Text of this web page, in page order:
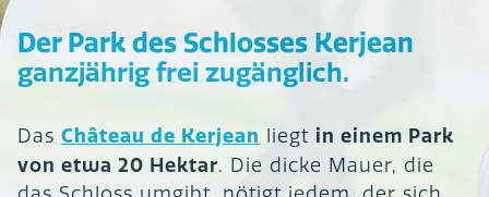
Der Park des Schlosses Kerjean
ganzjährig frei zugänglich.
Das Château de Kerjean liegt in einem Park
von etwa 20 Hektar. Die dicke Mauer, die